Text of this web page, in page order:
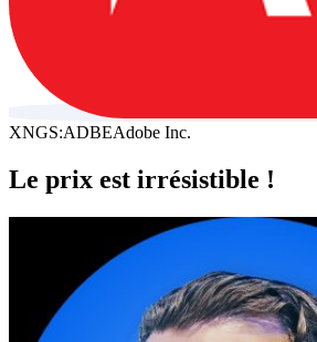
XNGS:ADBEAdobe Inc.
Le prix est irrésistible !